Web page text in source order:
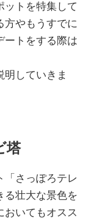
ットを特集して
方やもうすでに
ートをする際は
明していきま
塔
「さっぽろテレ
る壮大な景色を
おいてもオスス